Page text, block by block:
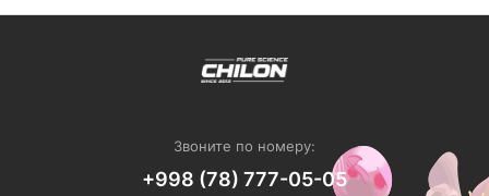
Звоните по номеру:
+998 (78) 777-05-05